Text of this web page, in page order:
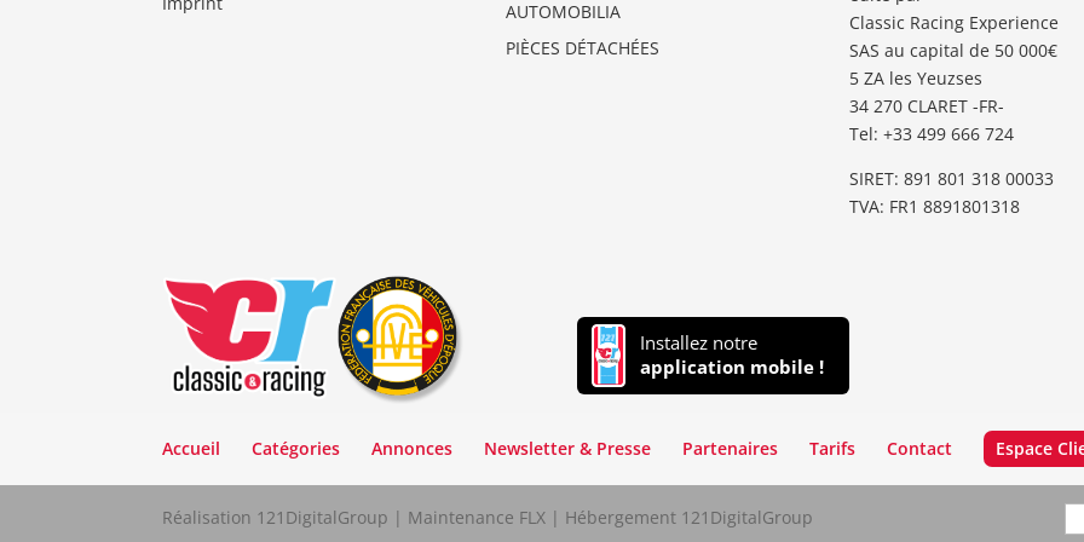
AUTOMOBILIA
PIÈCES DÉTACHÉES
Classic Racing Experience
SAS au capital de 50 000€
5 ZA les Yeuzses
34 270 CLARET -FR-
Tel: ‭+33 499 666 724‬
SIRET: 891 801 318 00033
TVA: FR1 8891801318
Installez notre
application mobile !
Accueil Catégories Annonces Newsletter & Presse Partenaires Tarifs Contact Espace
Réalisation 121DigitalGroup | Maintenance FLX | Hébergement 121DigitalGroup